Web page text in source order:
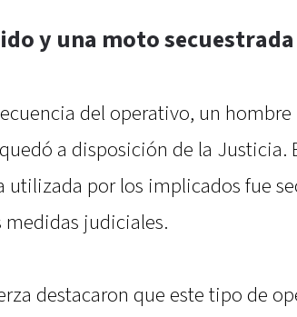
y una moto secuestrada
del operativo, un
a disposición de la Justicia.
utilizada por los implicados fue
medidas judiciales.
destacaron que este tipo de